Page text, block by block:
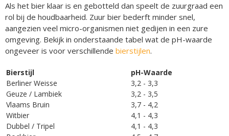
Als het bier klaar is en gebotteld dan speelt de zuurgraad een
rol bij de houdbaarheid. Zuur bier bederft minder snel,
aangezien veel micro-organismen niet gedijen in een zure
omgeving. Bekijk in onderstaande tabel wat de pH-waarde
ongeveer is voor verschillende bierstijlen.
Bierstijl
pH-Waarde
Berliner Weisse
3,2 - 3,3
Geuze / Lambiek
3,2 - 3,5
Vlaams Bruin
3,7 - 4,2
Witbier
4,1 - 4,3
Dubbel / Tripel
4,1 - 4,3